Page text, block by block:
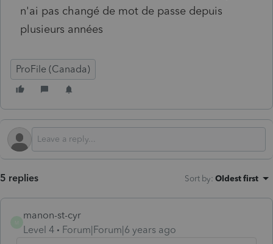
n'ai pas changé de mot de passe depuis
plusieurs années
ProFile (Canada)
5 replies Sort by: Oldest first
manon-st-cyr
Level 4
Forum|Forum|6 years ago